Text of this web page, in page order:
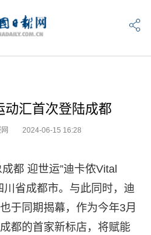
动汇首次登陆成都
2024-06-15 16:28
都 迎世运”迪卡侬Vital
省成都市。与此同时，迪
于同期揭幕，作为今年3月
都的首家新标店，将赋能